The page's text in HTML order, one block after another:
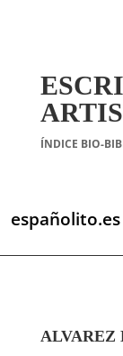
ÍNDICE BIO-
españolito.es
ALVAREZ